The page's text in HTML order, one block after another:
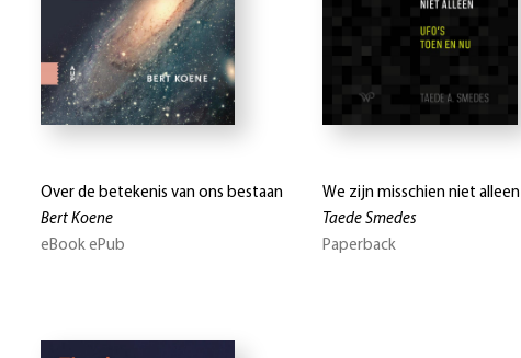
Over de betekenis van ons bestaan
Bert Koene
eBook ePub
We zijn misschien niet alleen
Taede Smedes
Paperback